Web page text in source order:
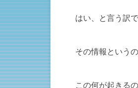
はい、と言う訳
その情報という
この何が起きる